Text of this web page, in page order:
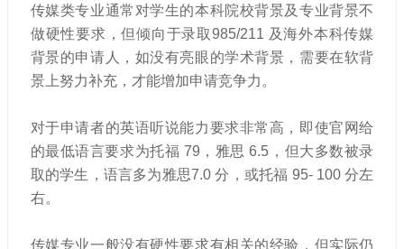
传媒类专业通常对学生的本科院校背景及专业背景不
做硬性要求，但倾向于录取985/211 及海外本科传媒
背景的申请人，如没有亮眼的学术背景，需要在软背
景上努力补充，才能增加申请竞争力。
对于申请者的英语听说能力要求非常高，即使官网给
的最低语言要求为托福 79，雅思 6.5，但大多数被录
取的学生，语言多为雅思7.0 分，或托福 95- 100 分左
右。
传媒专业一般没有硬性要求有相关的经验，但实际仍